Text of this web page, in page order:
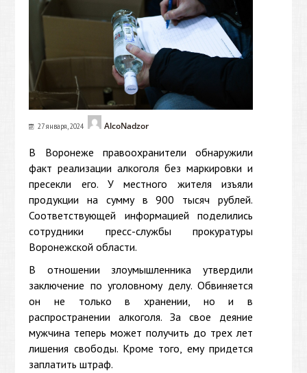
27 января, 2024 AlcoNadzor
В Воронеже правоохранители обнаружили
факт реализации алкоголя без маркировки и
пресекли его. У местного жителя изъяли
продукции на сумму в 900 тысяч рублей.
Соответствующей информацией поделились
сотрудники пресс-службы прокуратуры
Воронежской области.
В отношении злоумышленника утвердили
заключение по уголовному делу. Обвиняется
он не только в хранении, но и в
распространении алкоголя. За свое деяние
мужчина теперь может получить до трех лет
лишения свободы. Кроме того, ему придется
заплатить штраф.